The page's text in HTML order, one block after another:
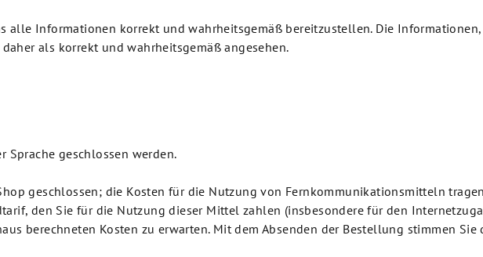
alle Informationen korrekt und wahrheitsgemäß bereitzustellen. Die
als korrekt und wahrheitsgemäß angesehen.
Sprache geschlossen werden.
geschlossen; die Kosten für die Nutzung von Fernkommunikationsmitteln
den Sie für die Nutzung dieser Mittel zahlen (insbesondere für den
berechneten Kosten zu erwarten. Mit dem Absenden der Bestellung stimmen Sie